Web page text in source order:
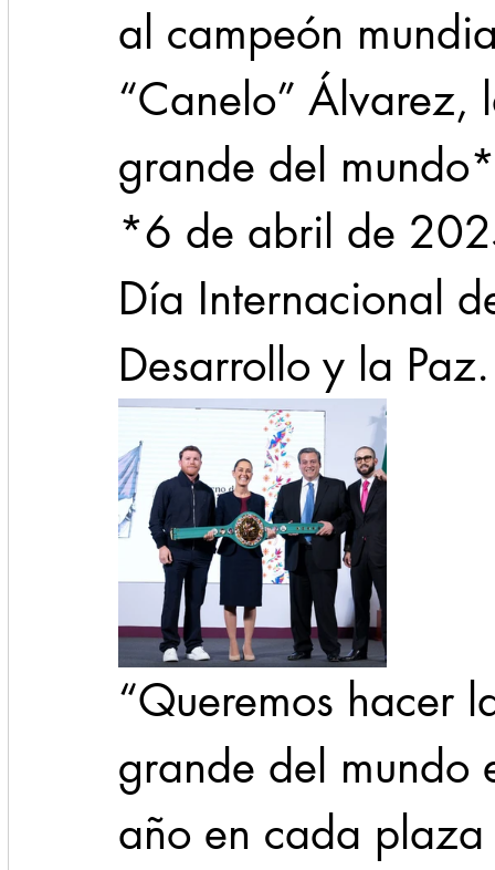
al campeón
“Canelo”
grande del
*6 de abril de
Día Internacional
Desarrollo y la Paz.
“Queremos hacer
grande del
año en cada